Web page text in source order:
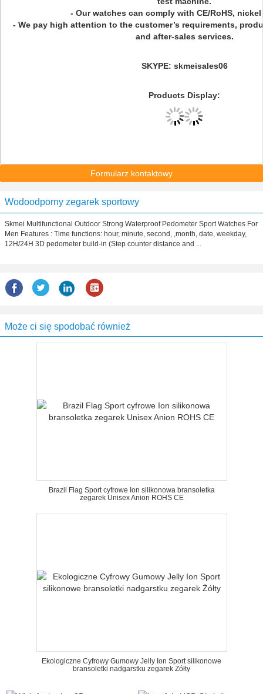
- Our watches can comply with CE/RoHS,
- We pay high attention to the customer’s requirements,
and after-sales services.
SKYPE: skmeisales06
Products Display:
Formularz kontaktowy
Wodoodporny zegarek sportowy
Skmei Multifunctional Outdoor Strong Waterproof Pedometer Sport Watches For
Men Features : Time functions: hour, minute, second, ,month, date, weekday,
12H/24H 3D pedometer build-in (Step counter distance and ...
Może ci się spodobać również
Brazil Flag Sport cyfrowe Ion silikonowa bransoletka
zegarek Unisex Anion ROHS CE
Ekologiczne Cyfrowy Gumowy Jelly Ion Sport silikonowe
bransoletki nadgarstku zegarek Żółty